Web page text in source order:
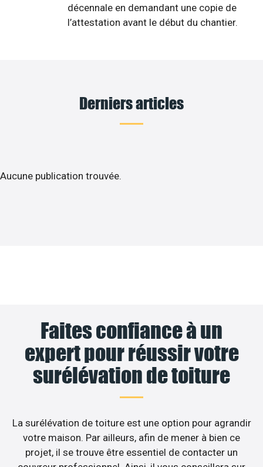
décennale en demandant une copie de
l’attestation avant le début du chantier.
Derniers articles
Aucune publication trouvée.
Faites confiance à un
expert pour réussir votre
surélévation de toiture
La surélévation de toiture est une option pour agrandir
votre maison. Par ailleurs, afin de mener à bien ce
projet, il se trouve être essentiel de contacter un